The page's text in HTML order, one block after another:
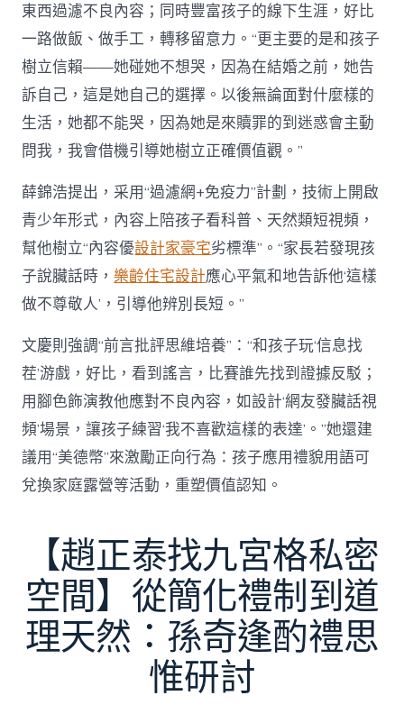
東西過濾不良內容；同時豐富孩子的線下生涯，好比
一路做飯、做手工，轉移留意力。“更主要的是和孩子
樹立信賴——她碰她不想哭，因為在結婚之前，她告
訴自己，這是她自己的選擇。以後無論面對什麼樣的
生活，她都不能哭，因為她是來贖罪的到迷惑會主動
問我，我會借機引導她樹立正確價值觀。”
薛錦浩提出，采用“過濾網+免疫力”計劃，技術上開啟
青少年形式，內容上陪孩子看科普、天然類短視頻，
幫他樹立“內容優設計家豪宅劣標準”。“家長若發現孩
子說臟話時，樂齡住宅設計應心平氣和地告訴他‘這樣
做不尊敬人’，引導他辨別長短。”
文慶則強調“前言批評思維培養”：“和孩子玩‘信息找
茬’游戲，好比，看到謠言，比賽誰先找到證據反駁；
用腳色飾演教他應對不良內容，如設計‘網友發臟話視
頻’場景，讓孩子練習‘我不喜歡這樣的表達’。”她還建
議用“美德幣”來激勵正向行為：孩子應用禮貌用語可
兌換家庭露營等活動，重塑價值認知。
【趙正泰找九宮格私密
空間】從簡化禮制到道
理天然：孫奇逢酌禮思
惟研討